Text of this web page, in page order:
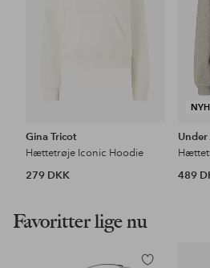
Gina Tricot
Hættetrøje Iconic Hoodie
279 DKK
489
Favoritter lige nu